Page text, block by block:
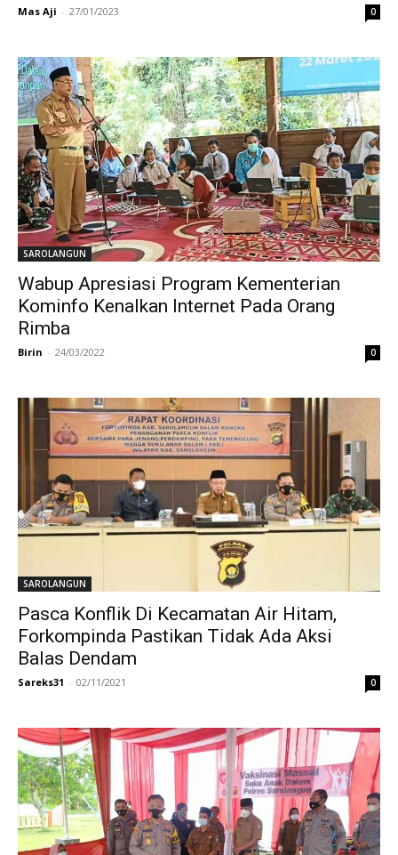
Mas Aji - 27/01/2023 0
SAROLANGUN
Wabup Apresiasi Program Kementerian
Kominfo Kenalkan Internet Pada Orang
Rimba
Birin - 24/03/2022 0
SAROLANGUN
Pasca Konflik Di Kecamatan Air Hitam,
Forkompinda Pastikan Tidak Ada Aksi
Balas Dendam
Sareks31 - 02/11/2021 0